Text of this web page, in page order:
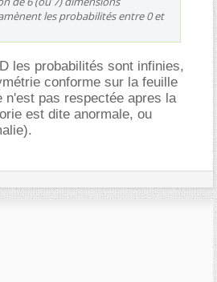
les probabilités entre 0 et
les probabilités sont infinies,
conforme sur la feuille
n'est pas respectée apres la
est dite anormale, ou